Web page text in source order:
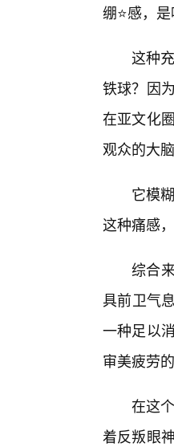
绷⭐感，
这种
铁球？因
在亚文化
观众的大
它模
这种痛感
综合
具前卫气
一种足以
审美疲劳
在这
着反叛眼